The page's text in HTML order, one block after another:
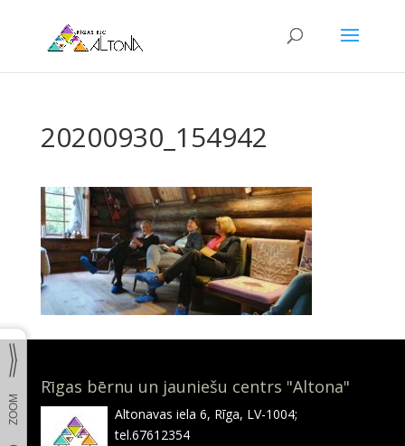
20200930_154942
Rīgas bērnu un jauniešu centrs "Altona"
Altonavas iela 6, Rīga, LV-1004;
tel.67612354